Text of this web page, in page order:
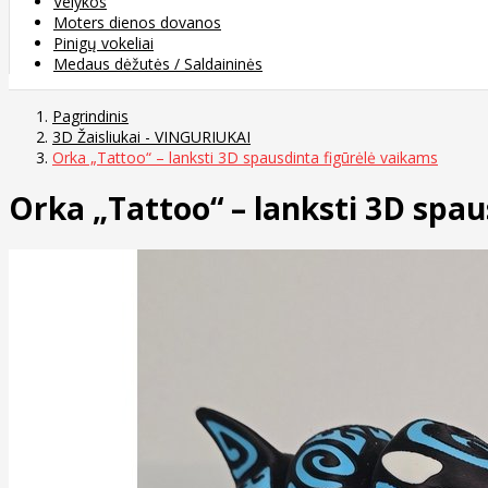
Moters dienos dovanos
Pinigų vokeliai
Medaus dėžutės / Saldaininės
Pagrindinis
3D Žaisliukai - VINGURIUKAI
Orka „Tattoo“ – lanksti 3D spausdinta figūrėlė vaikams
Orka „Tattoo“ – lanksti 3D